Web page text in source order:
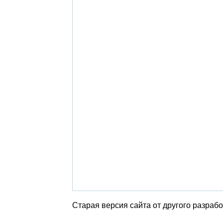
Старая версия сайта от другого